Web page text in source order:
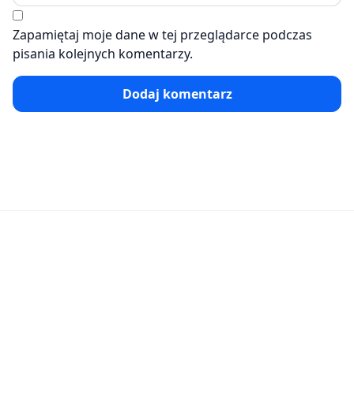
Zapamiętaj moje dane w tej przeglądarce podczas
pisania kolejnych komentarzy.
Dodaj komentarz